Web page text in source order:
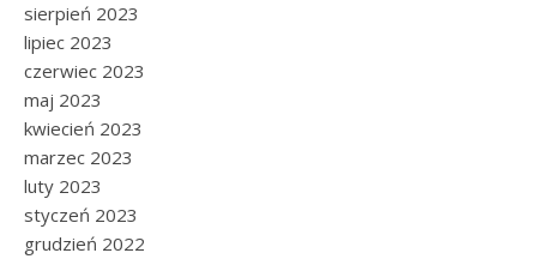
sierpień 2023
lipiec 2023
czerwiec 2023
maj 2023
kwiecień 2023
marzec 2023
luty 2023
styczeń 2023
grudzień 2022